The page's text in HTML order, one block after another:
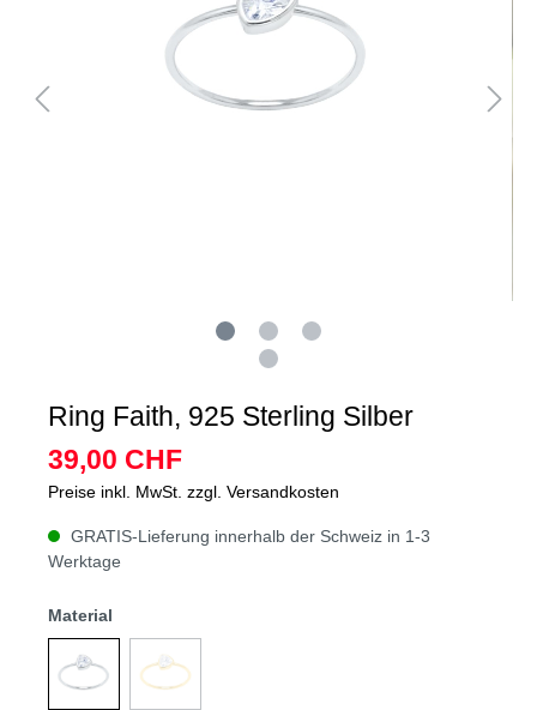
Ring Faith, 925 Sterling Silber
39,00 CHF
Preise inkl. MwSt. zzgl. Versandkosten
GRATIS-Lieferung innerhalb der Schweiz in 1-3
Werktage
Material